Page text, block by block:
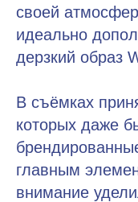
своей
идеально
дерзкий образ
В съёмках
которых даже
главным
внимание